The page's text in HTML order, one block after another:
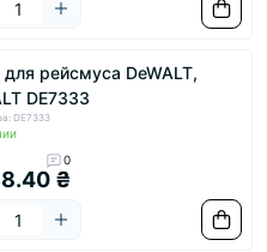
рейсмуса DeWALT,
DE7333
DE7333
0
₴